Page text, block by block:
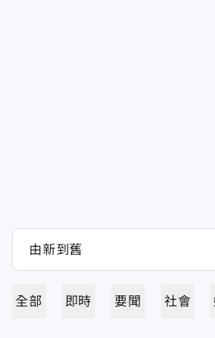
全部 即時 要聞 社會